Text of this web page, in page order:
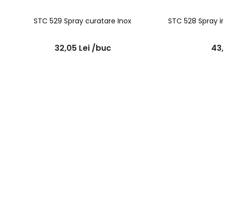
STC 529 Spray curatare Inox
32,05 Lei /buc
STC 528 Spray